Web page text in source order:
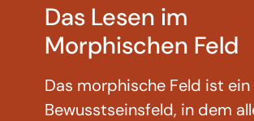
Das Lesen im
Morphischen Feld
Das morphische Feld ist ein
Bewusstseinsfeld, in dem